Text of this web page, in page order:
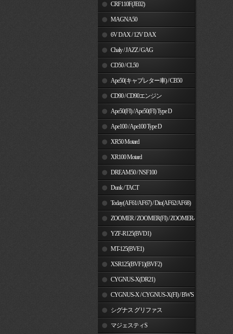
CRF110F(JE02)
MAGNA50
6V DAX / 12V DAX
Chaly / JAZZ / GAG
CD50 / CL50
Ape50(キャブレター車) / CB50
CD90 / CD90エンジン
Ape50(FI) / Ape50(FI) Type D
Ape100 / Ape100 Type D
XR50 Motard
XR100 Motard
DREAM50 / NSF100
Dunk / TACT
Today(AF61/AF67) / Dio(AF62/AF68)
ZOOMER / ZOOMER(FI) / ZOOMER-
YZF-R125(BVD1)
MT-125(BVE1)
XSR125(BVF1)(BVF2)
CYGNUS-X(DR21)
CYGNUS-X / CYGNUS-X(FI) / BW'S
125 シグナス グリファス
マジェスティS